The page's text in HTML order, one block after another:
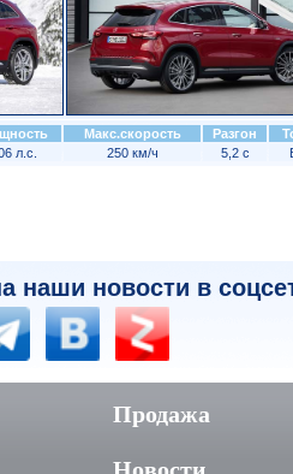
Макс.скорость Разгон
л.с. 250 км/ч 5,2 с
наши новости в
Продажа